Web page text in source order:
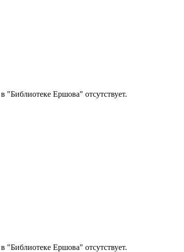
Ершова" отсутствует.
Ершова" отсутствует.